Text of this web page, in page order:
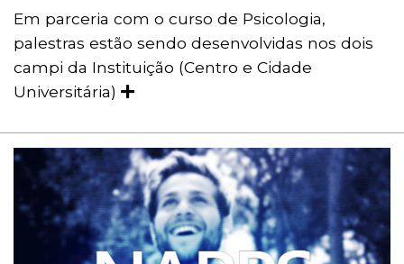
Em parceria com o curso de Psicologia,
palestras estão sendo desenvolvidas nos dois
campi da Instituição (Centro e Cidade
Universitária)